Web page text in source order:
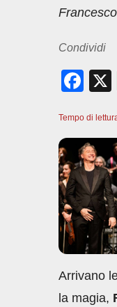
Francesco
Condividi
F
c
e
b
o
o
k
Tempo di
Arrivano
la magia,